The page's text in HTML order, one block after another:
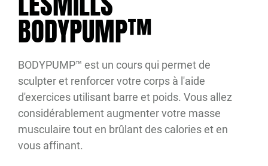
BODYPUMP™
BODYPUMP™ est un cours qui permet de
sculpter et renforcer votre corps à l'aide
d'exercices utilisant barre et poids. Vous allez
considérablement augmenter votre masse
musculaire tout en brûlant des calories et en
vous affinant.